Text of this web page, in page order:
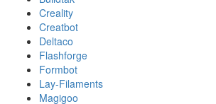
Creality
Creatbot
Deltaco
Flashforge
Formbot
Lay-Filaments
Magigoo